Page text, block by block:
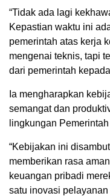
“Tidak ada lagi
Kepastian waktu ini
pemerintah atas kerja
mengenai teknis, tapi
dari pemerintah
Ia mengharapkan
semangat dan
lingkungan
“Kebijakan ini
memberikan rasa
keuangan pribadi
satu inovasi